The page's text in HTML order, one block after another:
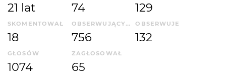
21 lat 74 129
SKOMENTOWAŁ
18
OBSERWUJĄCYCH
756
OBSERWUJE
132
GŁOSÓW
1074
ZAGŁOSOWAŁ
65